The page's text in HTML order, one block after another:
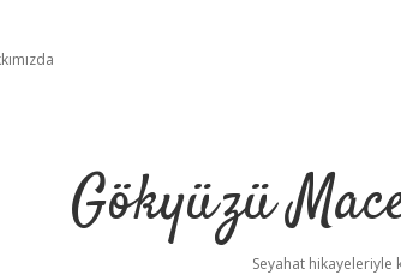
Gökyüzü
Seyahat hikayeleriyle